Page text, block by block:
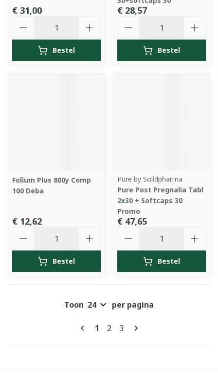
€ 31,00
Bestel
€ 28,57
Bestel
Folium Plus 800y Comp
100 Deba
€ 12,62
Bestel
Pure by Solidpharma
Pure Post Pregnalia Tabl
2x30 + Softcaps 30
Promo
€ 47,65
Bestel
Pagina's
U lees momenteel pagina
1 Pagina
2 Pagina
3
Toon per pagina